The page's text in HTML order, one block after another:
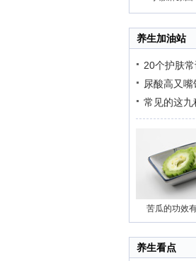
养生加油站
20个护肤
尿酸高又
常见的这九
苦瓜的功效
养生看点